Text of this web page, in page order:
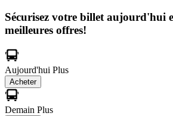
Sécurisez votre billet aujourd'hui
meilleures offres!
Aujourd'hui Plus
Acheter
Demain Plus